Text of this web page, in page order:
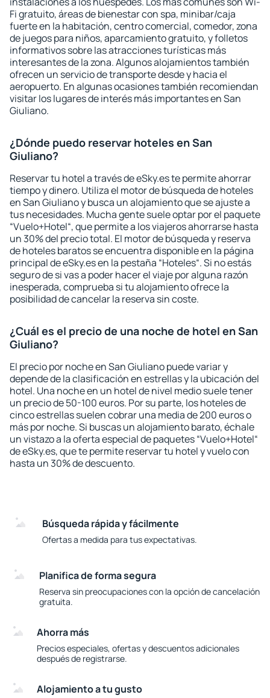
Fi gratuito, áreas de bienestar con spa, minibar/caja
fuerte en la habitación, centro comercial, comedor, zona
de juegos para niños, aparcamiento gratuito, y folletos
informativos sobre las atracciones turísticas más
interesantes de la zona. Algunos alojamientos también
ofrecen un servicio de transporte desde y hacia el
aeropuerto. En algunas ocasiones también recomiendan
visitar los lugares de interés más importantes en San
Giuliano.
¿Dónde puedo reservar hoteles en San
Giuliano?
Reservar tu hotel a través de eSky.es te permite ahorrar
tiempo y dinero. Utiliza el motor de búsqueda de hoteles
en San Giuliano y busca un alojamiento que se ajuste a
tus necesidades. Mucha gente suele optar por el paquete
“Vuelo+Hotel“, que permite a los viajeros ahorrarse hasta
un 30% del precio total. El motor de búsqueda y reserva
de hoteles baratos se encuentra disponible en la página
principal de eSky.es en la pestaña “Hoteles“. Si no estás
seguro de si vas a poder hacer el viaje por alguna razón
inesperada, comprueba si tu alojamiento ofrece la
posibilidad de cancelar la reserva sin coste.
¿Cuál es el precio de una noche de hotel en San
Giuliano?
El precio por noche en San Giuliano puede variar y
depende de la clasificación en estrellas y la ubicación del
hotel. Una noche en un hotel de nivel medio suele tener
un precio de 50-100 euros. Por su parte, los hoteles de
cinco estrellas suelen cobrar una media de 200 euros o
más por noche. Si buscas un alojamiento barato, échale
un vistazo a la oferta especial de paquetes “Vuelo+Hotel“
de eSky.es, que te permite reservar tu hotel y vuelo con
hasta un 30% de descuento.
Búsqueda rápida y fácilmente
Ofertas a medida para tus expectativas.
Planifica de forma segura
Reserva sin preocupaciones con la opción de cancelación
gratuita.
Ahorra más
Precios especiales, ofertas y descuentos adicionales
después de registrarse.
Alojamiento a tu gusto